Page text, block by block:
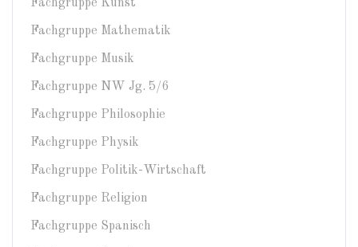
Fachgruppe Kunst
Fachgruppe Mathematik
Fachgruppe Musik
Fachgruppe NW Jg. 5/6
Fachgruppe Philosophie
Fachgruppe Physik
Fachgruppe Politik-Wirtschaft
Fachgruppe Religion
Fachgruppe Spanisch